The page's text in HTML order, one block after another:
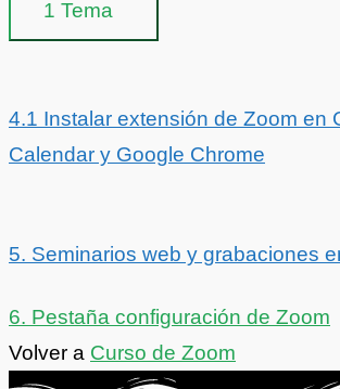
1 Tema
4.1 Instalar extensión de Zoom en
Calendar y Google Chrome
5. Seminarios web y grabaciones
6. Pestaña configuración de Zoom
Volver a Curso de Zoom